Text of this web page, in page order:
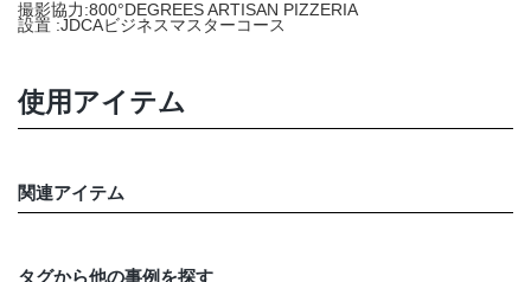
プライバシーポリシー
OFFICIAL SNS
撮影協力:800°DEGREES ARTISAN PIZZERIA
設置 :JDCAビジネスマスターコース
使用アイテム
関連アイテム
タグから他の事例を探す